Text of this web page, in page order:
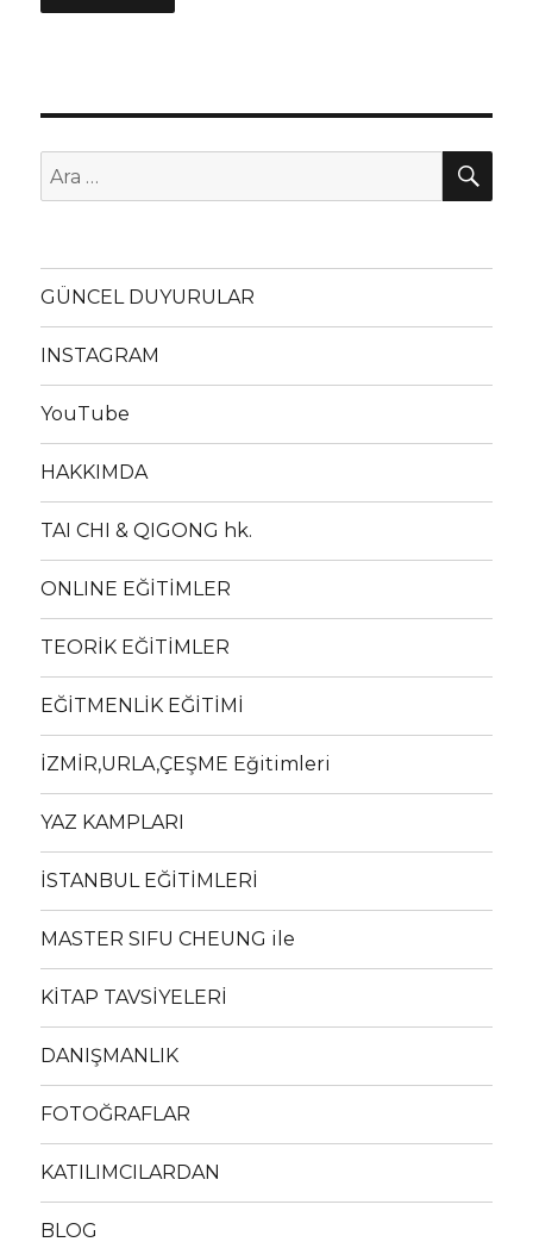
Ara: ARA
GÜNCEL DUYURULAR
INSTAGRAM
YouTube
HAKKIMDA
TAI CHI & QIGONG hk.
ONLINE EĞİTİMLER
TEORİK EĞİTİMLER
EĞİTMENLİK EĞİTİMİ
İZMİR,URLA,ÇEŞME Eğitimleri
YAZ KAMPLARI
İSTANBUL EĞİTİMLERİ
MASTER SIFU CHEUNG ile
KİTAP TAVSİYELERİ
DANIŞMANLIK
FOTOĞRAFLAR
KATILIMCILARDAN
BLOG